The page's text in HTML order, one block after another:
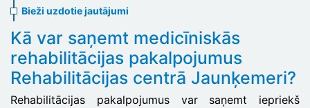
Bieži uzdotie jautājumi
Kā var saņemt medicīniskās
rehabilitācijas pakalpojumus
Rehabilitācijas centrā Jaunķemeri?
Rehabilitācijas pakalpojumus var saņemt iepriekš